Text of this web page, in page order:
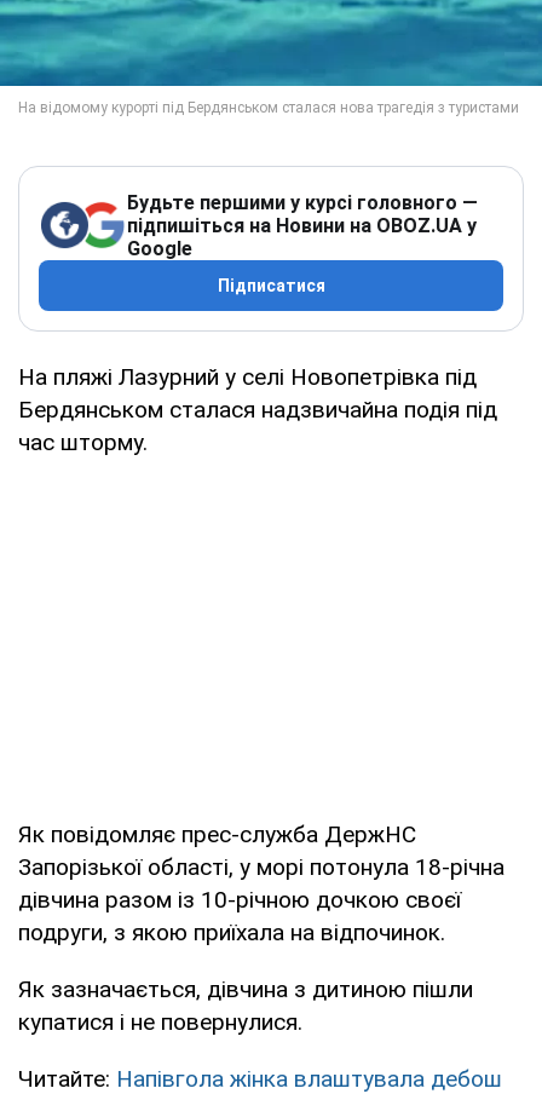
Будьте першими у курсі головного —
підпишіться на Новини на OBOZ.UA у
Google
Підписатися
На пляжі Лазурний у селі Новопетрівка під
Бердянськом сталася надзвичайна подія під
час шторму.
Як повідомляє прес-служба ДержНС
Запорізької області, у морі потонула 18-річна
дівчина разом із 10-річною дочкою своєї
подруги, з якою приїхала на відпочинок.
Як зазначається, дівчина з дитиною пішли
купатися і не повернулися.
Читайте: Напівгола жінка влаштувала дебош